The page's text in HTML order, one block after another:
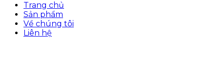
Trang chủ
Sản phẩm
Về chúng tôi
Liên hệ